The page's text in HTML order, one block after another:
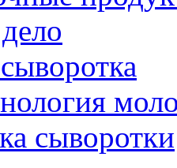
сыворотки